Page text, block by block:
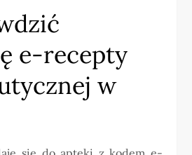
e-recepty
w